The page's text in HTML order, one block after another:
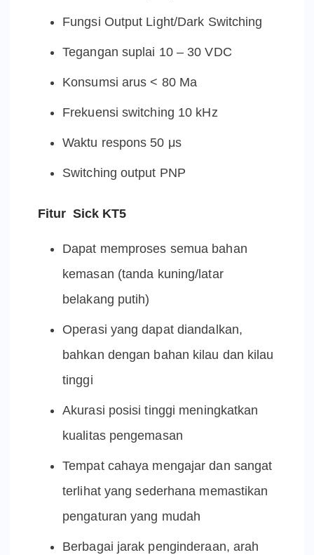
Fungsi Output Light/Dark Switching
Tegangan suplai 10 – 30 VDC
Konsumsi arus < 80 Ma
Frekuensi switching 10 kHz
Waktu respons 50 μs
Switching output PNP
Fitur Sick KT5
Dapat memproses semua bahan
kemasan (tanda kuning/latar
belakang putih)
Operasi yang dapat diandalkan,
bahkan dengan bahan kilau dan kilau
tinggi
Akurasi posisi tinggi meningkatkan
kualitas pengemasan
Tempat cahaya mengajar dan sangat
terlihat yang sederhana memastikan
pengaturan yang mudah
Berbagai jarak penginderaan, arah